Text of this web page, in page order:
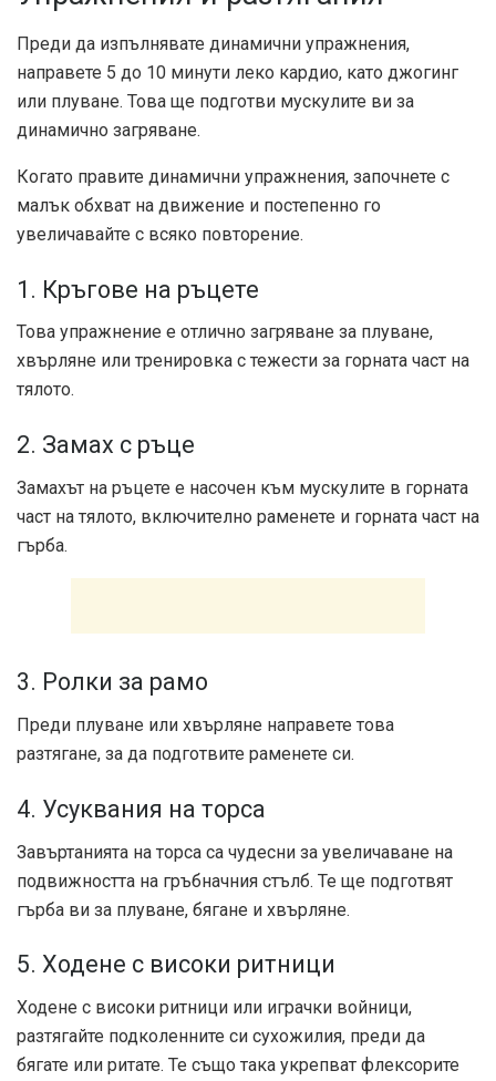
Преди да изпълнявате динамични упражнения,
направете 5 до 10 минути леко кардио, като джогинг
или плуване. Това ще подготви мускулите ви за
динамично загряване.
Когато правите динамични упражнения, започнете с
малък обхват на движение и постепенно го
увеличавайте с всяко повторение.
1. Кръгове на ръцете
Това упражнение е отлично загряване за плуване,
хвърляне или тренировка с тежести за горната част на
тялото.
2. Замах с ръце
Замахът на ръцете е насочен към мускулите в горната
част на тялото, включително раменете и горната част на
гърба.
3. Ролки за рамо
Преди плуване или хвърляне направете това
разтягане, за да подготвите раменете си.
4. Усуквания на торса
Завъртанията на торса са чудесни за увеличаване на
подвижността на гръбначния стълб. Те ще подготвят
гърба ви за плуване, бягане и хвърляне.
5. Ходене с високи ритници
Ходене с високи ритници или играчки войници,
разтягайте подколенните си сухожилия, преди да
бягате или ритате. Те също така укрепват флексорите